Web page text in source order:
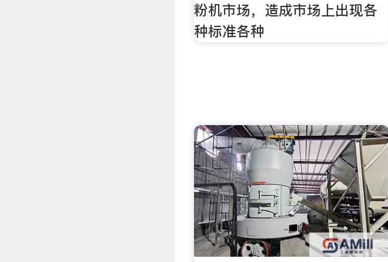
粉机市场，造成市场上出现各
种标准各种